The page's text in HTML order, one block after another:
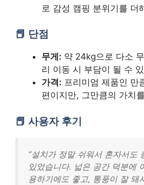
로 감성 캠핑 분위기를 더
단점
무게: 약 24kg으로 다소
리 이동 시 부담이 될 수
가격: 프리미엄 제품인 만
편이지만, 그만큼의 가치
사용자 후기
“설치가 정말 쉬워서 혼자서도
있었습니다. 넓은 공간 덕분에
용하기에도 좋고, 통풍이 잘 돼